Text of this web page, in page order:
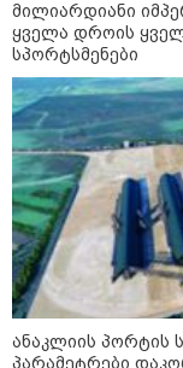
მილიარდიანი
ყველა დროის
სპორტსმენები
ანაკლიის პორტის
პარამეტრები